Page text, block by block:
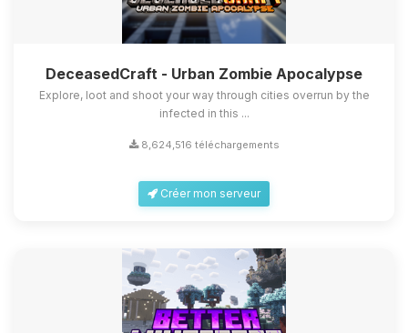
DeceasedCraft - Urban Zombie Apocalypse
Explore, loot and shoot your way through cities overrun by the
infected in this ...
8,624,516 téléchargements
Créer mon serveur